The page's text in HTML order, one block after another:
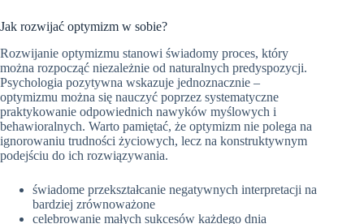
Jak rozwijać optymizm w sobie?
Rozwijanie optymizmu stanowi świadomy proces, który
można rozpocząć niezależnie od naturalnych predyspozycji.
Psychologia pozytywna wskazuje jednoznacznie –
optymizmu można się nauczyć poprzez systematyczne
praktykowanie odpowiednich nawyków myślowych i
behawioralnych. Warto pamiętać, że optymizm nie polega na
ignorowaniu trudności życiowych, lecz na konstruktywnym
podejściu do ich rozwiązywania.
świadome przekształcanie negatywnych interpretacji na
bardziej zrównoważone
celebrowanie małych sukcesów każdego dnia